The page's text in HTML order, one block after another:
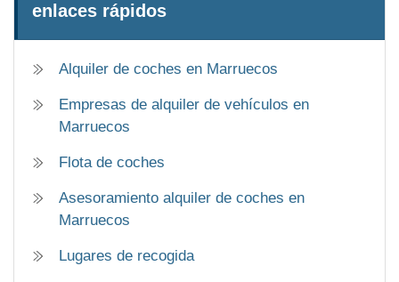
enlaces rápidos
Alquiler de coches en Marruecos
Empresas de alquiler de vehículos en
Marruecos
Flota de coches
Asesoramiento alquiler de coches en
Marruecos
Lugares de recogida